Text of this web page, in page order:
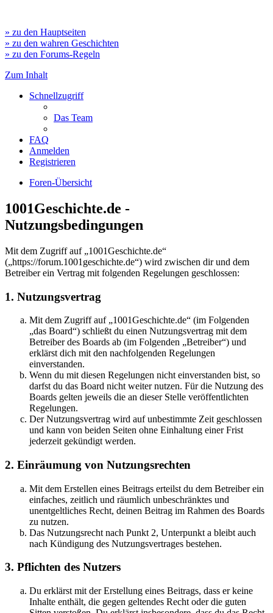
» zu den Hauptseiten
» zu den wahren Geschichten
» zu den Forums-Regeln
Zum Inhalt
Schnellzugriff
Das Team
FAQ
Anmelden
Registrieren
Foren-Übersicht
1001Geschichte.de -
Nutzungsbedingungen
Mit dem Zugriff auf „1001Geschichte.de“
(„https://forum.1001geschichte.de“) wird zwischen dir und dem
Betreiber ein Vertrag mit folgenden Regelungen geschlossen:
1. Nutzungsvertrag
Mit dem Zugriff auf „1001Geschichte.de“ (im Folgenden
„das Board“) schließt du einen Nutzungsvertrag mit dem
Betreiber des Boards ab (im Folgenden „Betreiber“) und
erklärst dich mit den nachfolgenden Regelungen
einverstanden.
Wenn du mit diesen Regelungen nicht einverstanden bist, so
darfst du das Board nicht weiter nutzen. Für die Nutzung des
Boards gelten jeweils die an dieser Stelle veröffentlichten
Regelungen.
Der Nutzungsvertrag wird auf unbestimmte Zeit geschlossen
und kann von beiden Seiten ohne Einhaltung einer Frist
jederzeit gekündigt werden.
2. Einräumung von Nutzungsrechten
Mit dem Erstellen eines Beitrags erteilst du dem Betreiber ein
einfaches, zeitlich und räumlich unbeschränktes und
unentgeltliches Recht, deinen Beitrag im Rahmen des Boards
zu nutzen.
Das Nutzungsrecht nach Punkt 2, Unterpunkt a bleibt auch
nach Kündigung des Nutzungsvertrages bestehen.
3. Pflichten des Nutzers
Du erklärst mit der Erstellung eines Beitrags, dass er keine
Inhalte enthält, die gegen geltendes Recht oder die guten